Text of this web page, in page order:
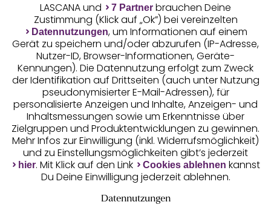
Geprüfte Sicherheit
Unsere Apps
LASCANA und 7 Partner brauchen Deine
Zustimmung (Klick auf „Ok”) bei vereinzelten
Datennutzungen, um Informationen auf einem
Gerät zu speichern und/oder abzurufen (IP-Adresse,
Nutzer-ID, Browser-Informationen, Geräte-
Kennungen). Die Datennutzung erfolgt zum Zweck
der Identifikation auf Drittseiten (auch unter Nutzung
pseudonymisierter E-Mail-Adressen), für
personalisierte Anzeigen und Inhalte, Anzeigen- und
Inhaltsmessungen sowie um Erkenntnisse über
Zielgruppen und Produktentwicklungen zu gewinnen.
Mehr Infos zur Einwilligung (inkl. Widerrufsmöglichkeit)
und zu Einstellungsmöglichkeiten gibt’s jederzeit
hier. Mit Klick auf den Link Cookies ablehnen kannst
Du Deine Einwilligung jederzeit ablehnen.
Datennutzungen